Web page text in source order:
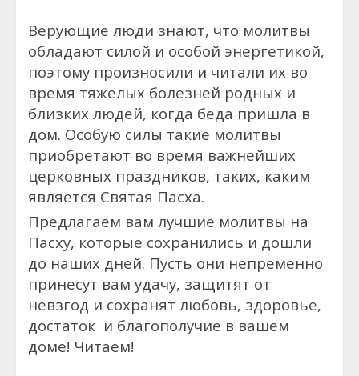
Верующие люди знают, что молитвы
обладают силой и особой энергетикой,
поэтому произносили и читали их во
время тяжелых болезней родных и
близких людей, когда беда пришла в
дом. Особую силы такие молитвы
приобретают во время важнейших
церковных праздников, таких, каким
является Святая Пасха.
Предлагаем вам лучшие молитвы на
Пасху, которые сохранились и дошли
до наших дней. Пусть они непременно
принесут вам удачу, защитят от
невзгод и сохранят любовь, здоровье,
достаток и благополучие в вашем
доме! Читаем!